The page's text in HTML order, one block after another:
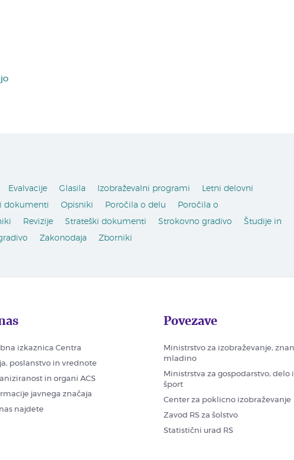
Evalvacije Glasila Izobraževalni programi
Letni delovni
dokumenti Opisniki Poročila o delu
Poročila o
Revizije Strateški dokumenti Strokovno gradivo
Študije in
Zakonodaja Zborniki
izkaznica Centra
poslanstvo in vrednote
in organi ACS
javnega značaja
najdete
Povezave
Ministrstvo za izobraževanje,
mladino
Ministrstva za gospodarstvo, delo
šport
Center za poklicno izobraževanje
Zavod RS za šolstvo
Statistični urad RS